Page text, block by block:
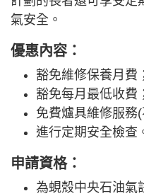
氣安全。
優惠內容：
豁免維修保養月費
豁免每月最低收費
免費爐具維修服務
進行定期安全檢查
申請資格：
為蜆殼中央石油氣